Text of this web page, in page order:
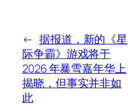
← 据报道，新的《星
际争霸》游戏将于
2026 年暴雪嘉年华上
揭晓，但事实并非如
此